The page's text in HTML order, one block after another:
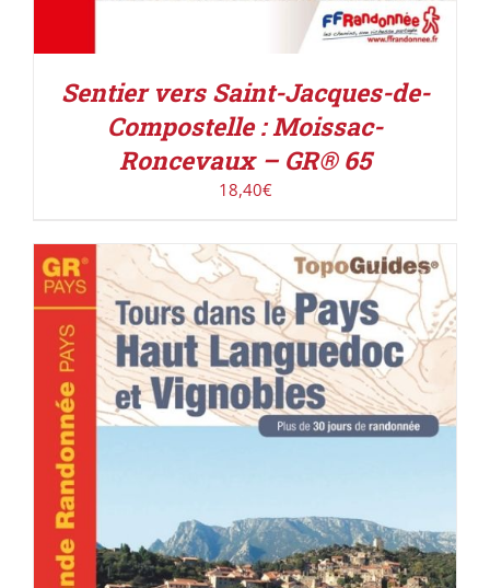
Sentier vers Saint-Jacques-de-
Compostelle : Moissac-
Roncevaux – GR® 65
18,40€
ACHETER LE PRODUIT / DÉTAILS